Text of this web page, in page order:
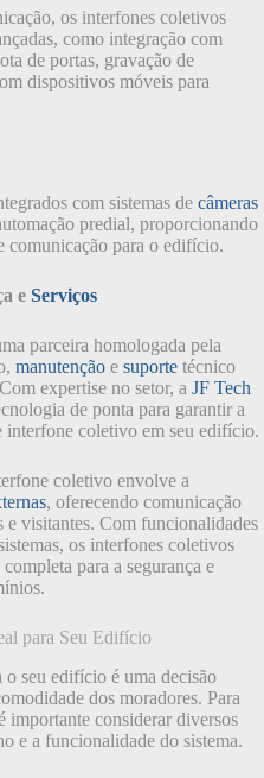
os interfones coletivos
como integração com
de portas, gravação de
dispositivos móveis para
com sistemas de câmeras
predial, proporcionando
comunicação para o edifício.
e Serviços
parceira homologada pela
manutenção e suporte técnico
expertise no setor, a JF Tech
de ponta para garantir a
interfone coletivo em seu edifício.
coletivo envolve a
, oferecendo comunicação
e visitantes. Com funcionalidades
os interfones coletivos
para a segurança e
para Seu Edifício
seu edifício é uma decisão
dos moradores. Para
importante considerar diversos
e a funcionalidade do sistema.